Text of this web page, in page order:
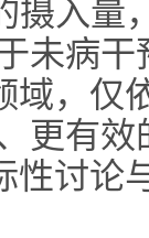
摄入
未病
域，
更有
性讨